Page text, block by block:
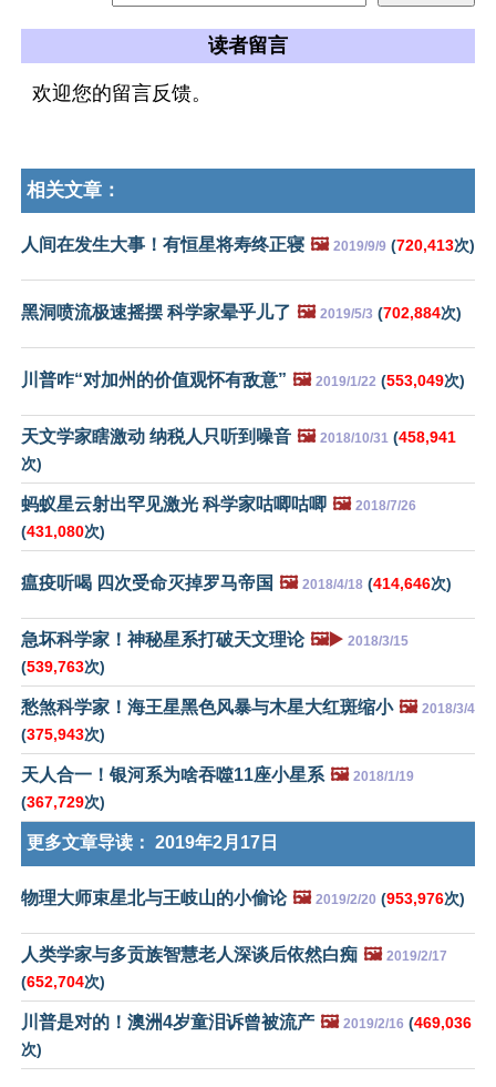
读者留言
欢迎您的留言反馈。
相关文章：
人间在发生大事！有恒星将寿终正寝 🖼️ 2019/9/9 (720,413次)
黑洞喷流极速摇摆 科学家晕乎儿了 🖼️ 2019/5/3 (702,884次)
川普咋“对加州的价值观怀有敌意” 🖼️ 2019/1/22 (553,049次)
天文学家瞎激动 纳税人只听到噪音 🖼️ 2018/10/31 (458,941
次)
蚂蚁星云射出罕见激光 科学家咕唧咕唧 🖼️ 2018/7/26
(431,080次)
瘟疫听喝 四次受命灭掉罗马帝国 🖼️ 2018/4/18 (414,646次)
急坏科学家！神秘星系打破天文理论 🖼️▶️ 2018/3/15
(539,763次)
愁煞科学家！海王星黑色风暴与木星大红斑缩小 🖼️ 2018/3/4
(375,943次)
天人合一！银河系为啥吞噬11座小星系 🖼️ 2018/1/19
(367,729次)
更多文章导读： 2019年2月17日
物理大师束星北与王岐山的小偷论 🖼️ 2019/2/20 (953,976次)
人类学家与多贡族智慧老人深谈后依然白痴 🖼️ 2019/2/17
(652,704次)
川普是对的！澳洲4岁童泪诉曾被流产 🖼️ 2019/2/16 (469,036
次)